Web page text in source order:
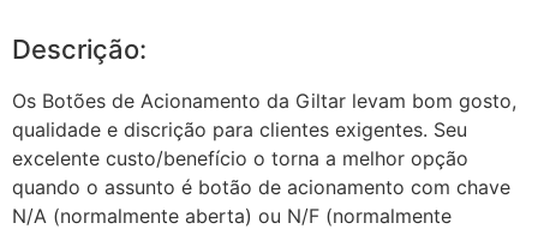
Descrição:
Os Botões de Acionamento da Giltar levam bom gosto,
qualidade e discrição para clientes exigentes. Seu
excelente custo/benefício o torna a melhor opção
quando o assunto é botão de acionamento com chave
N/A (normalmente aberta) ou N/F (normalmente